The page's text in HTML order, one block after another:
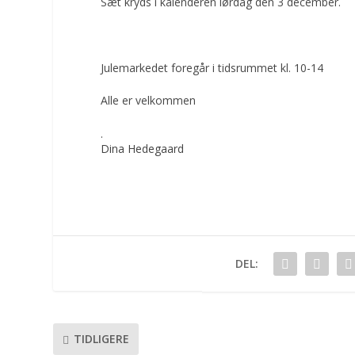
Julemarkedet foregår i tidsrummet kl. 10-14
Alle er velkommen
.
Dina Hedegaard
DEL:
TIDLIGERE